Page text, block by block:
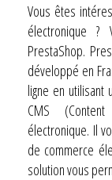
Vous êtes
électronique
PrestaShop.
développé en
ligne en utilisant
CMS
électronique. Il
de commerce
solution vous